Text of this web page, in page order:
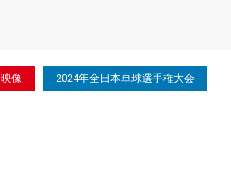
像 2024年全日本卓球選手権大会